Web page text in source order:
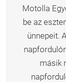
Motolla
be az
ünnepeit.
másik